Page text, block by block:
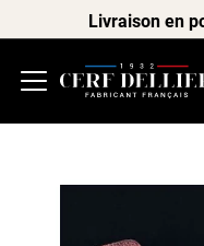
Livraison en